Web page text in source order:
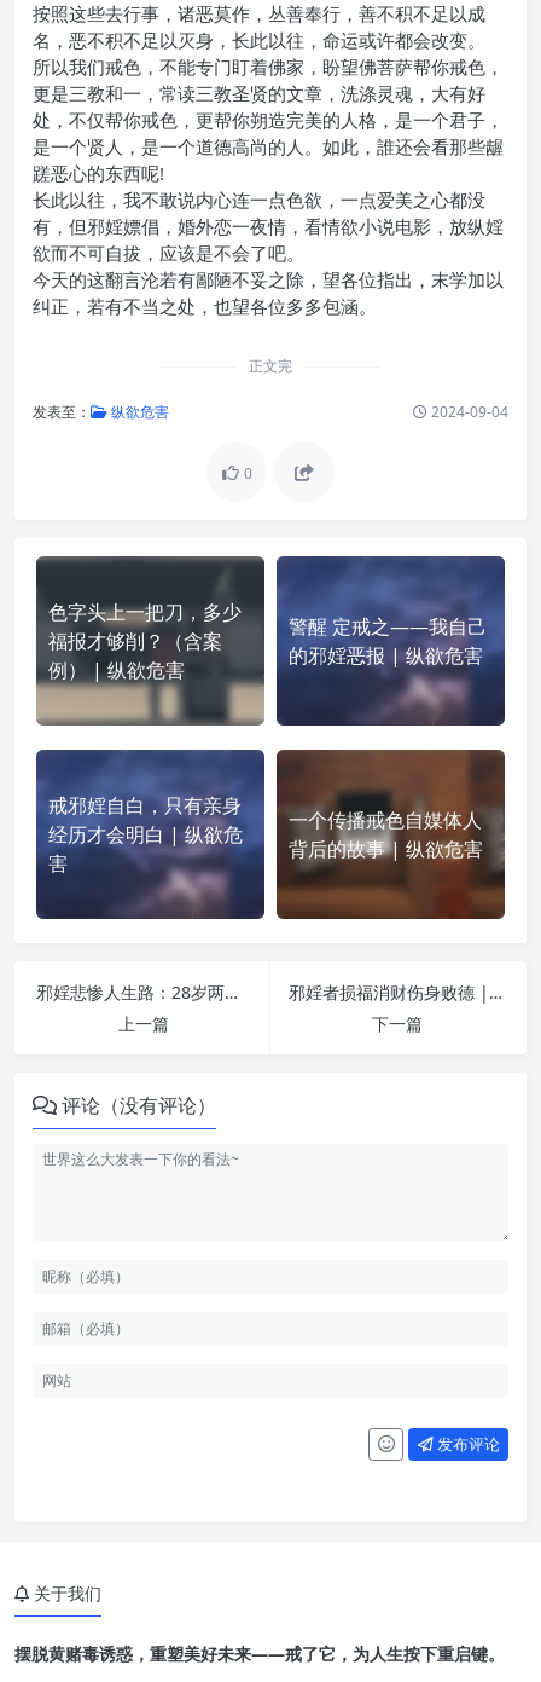
按照这些去行事，诸恶莫作，丛善奉行，善不积不足以成
名，恶不积不足以灭身，长此以往，命运或许都会改变。
所以我们戒色，不能专门盯着佛家，盼望佛菩萨帮你戒色，
更是三教和一，常读三教圣贤的文章，洗涤灵魂，大有好
处，不仅帮你戒色，更帮你朔造完美的人格，是一个君子，
是一个贤人，是一个道德高尚的人。如此，誰还会看那些龌
蹉恶心的东西呢!
长此以往，我不敢说内心连一点色欲，一点爱美之心都没
有，但邪婬嫖倡，婚外恋一夜情，看情欲小说电影，放纵婬
欲而不可自拔，应该是不会了吧。
今天的这翻言沦若有鄙陋不妥之除，望各位指出，末学加以
纠正，若有不当之处，也望各位多多包涵。
正文完
发表至： 纵欲危害 2024-09-04
0
色字头上一把刀，多少
福报才够削？（含案
例） | 纵欲危害
警醒 定戒之——我自己
的邪婬恶报 | 纵欲危害
戒邪婬自白，只有亲身
经历才会明白 | 纵欲危
害
一个传播戒色自媒体人
背后的故事 | 纵欲危害
邪婬悲惨人生路：28岁两眼白内障，唯靠戒色来修补 | 纵欲危害
上一篇
邪婬者损福消财伤身败德 | 纵欲危害
下一篇
评论（没有评论）
发布评论
关于我们
摆脱黄赌毒诱惑，重塑美好未来——戒了它，为人生按下重启键。